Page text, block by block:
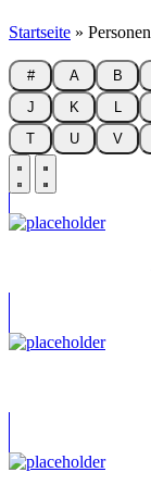
Startseite » Personen
# A B
J
K
T
U V